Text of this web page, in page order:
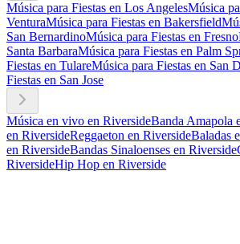
Música para Fiestas en Los AngelesMúsica
VenturaMúsica para Fiestas en Bakersfield
San BernardinoMúsica para Fiestas en Fresno
Santa BarbaraMúsica para Fiestas en Palm
Fiestas en TulareMúsica para Fiestas en San
Fiestas en San Jose
Música en vivo en RiversideBanda Amapola
en RiversideReggaeton en RiversideBaladas
en RiversideBandas Sinaloenses en Riverside
RiversideHip Hop en Riverside